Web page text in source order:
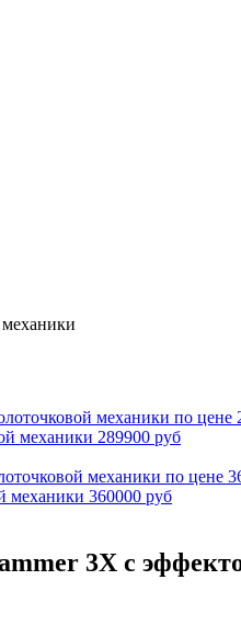
механики 289900 руб
механики 360000 руб
3X с